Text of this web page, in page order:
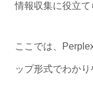
情報収集に役立て
ここでは、
ップ形式でわかり